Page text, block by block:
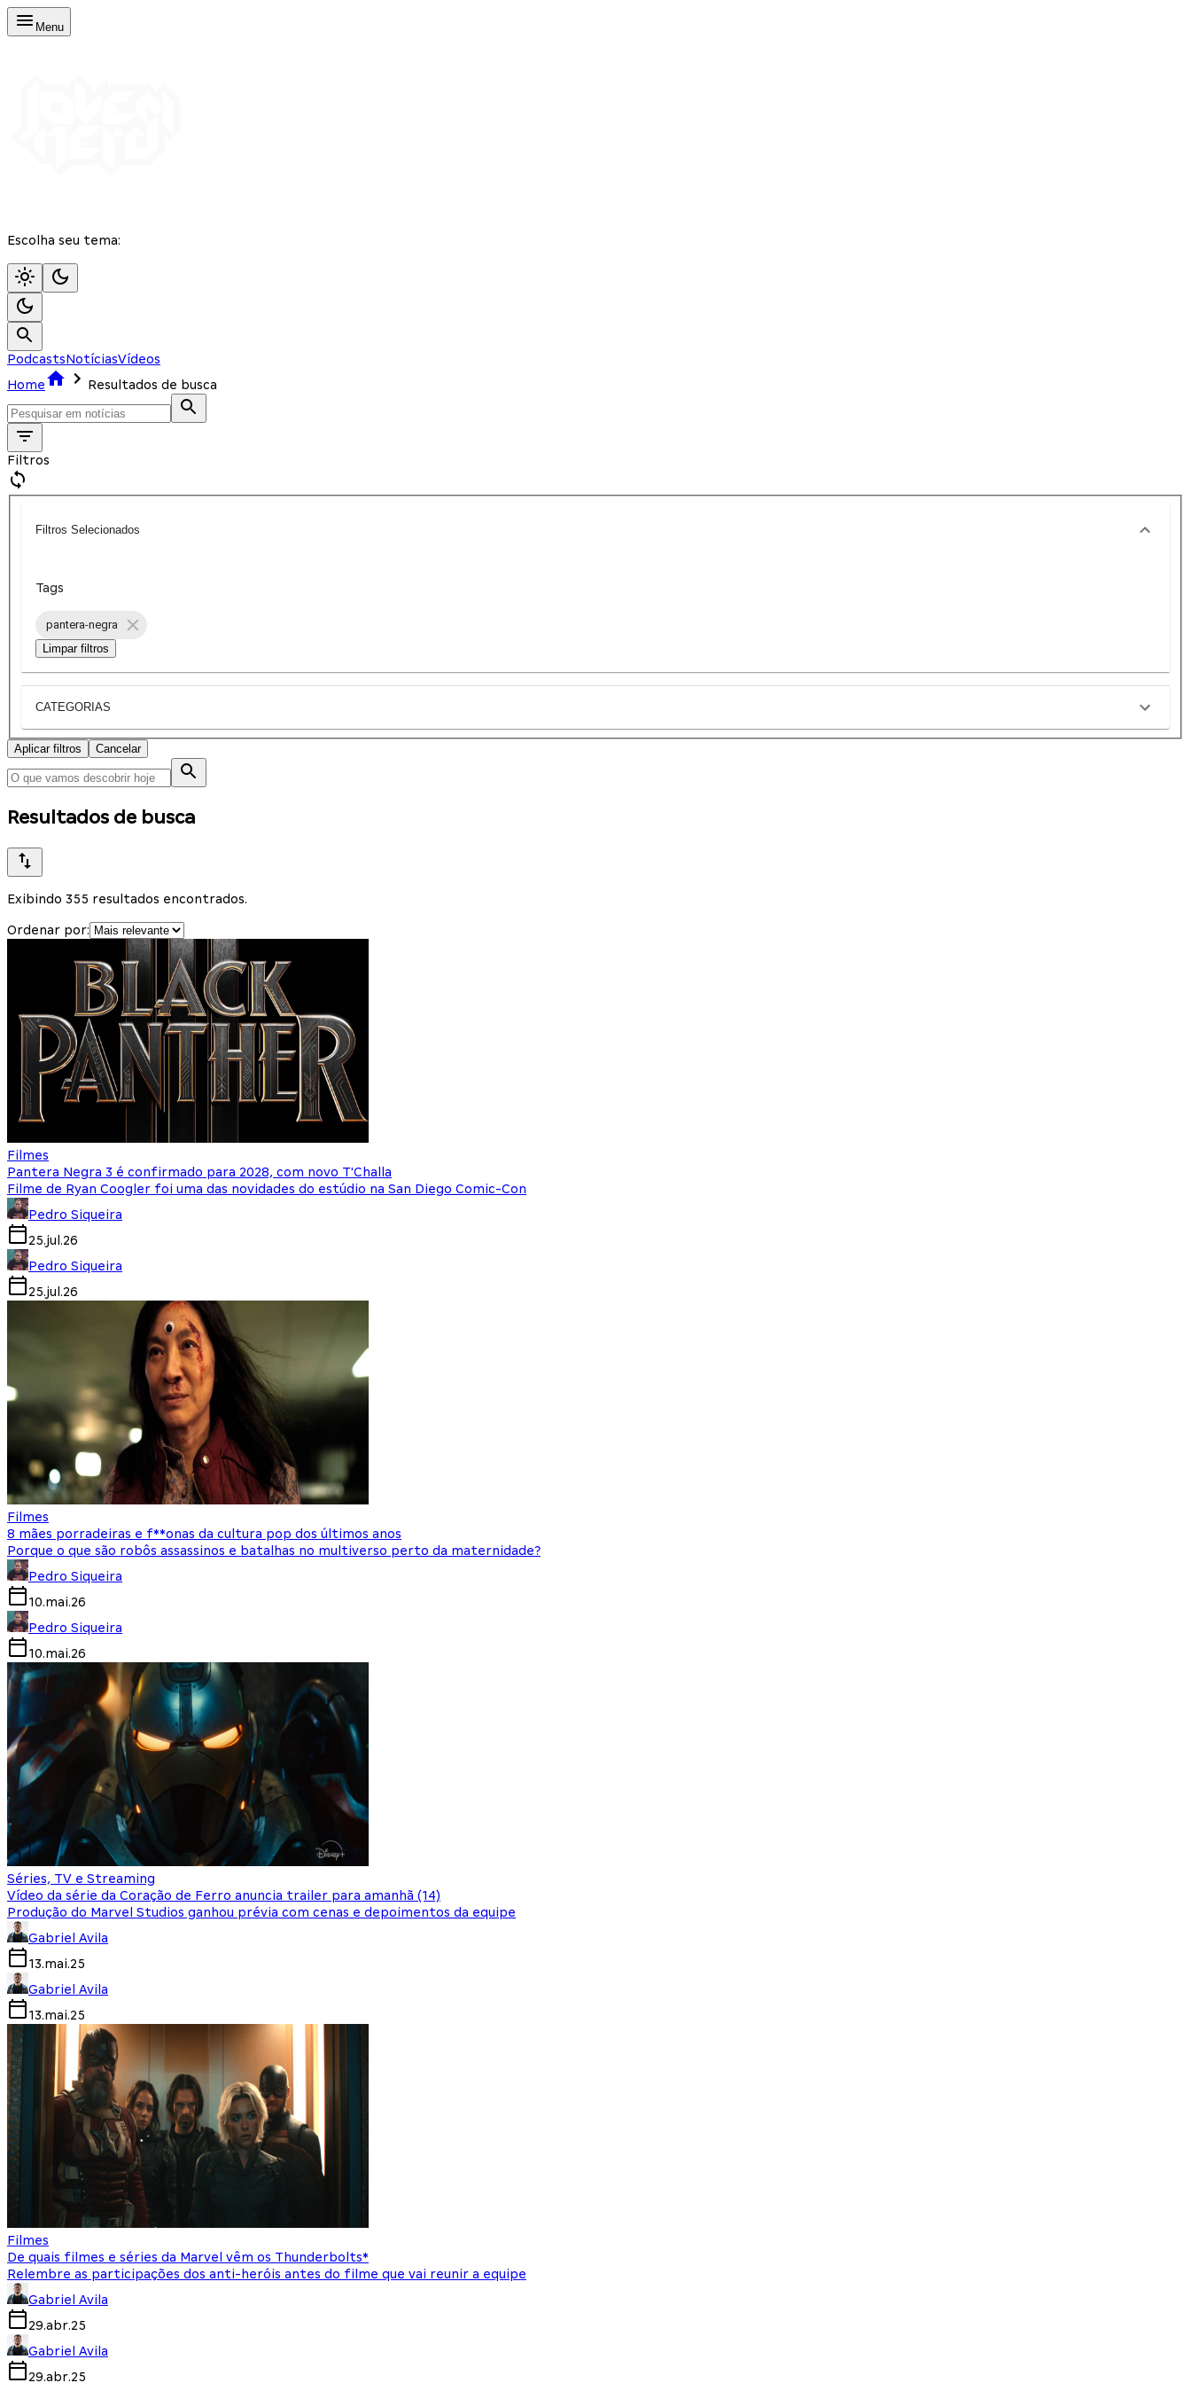
Menu
Escolha seu tema:
PodcastsNotíciasVídeos
Home
Resultados de busca
Filtros
Filtros Selecionados
Tags
pantera-negra
Limpar filtros
CATEGORIAS
Aplicar filtros Cancelar
Resultados de busca
Exibindo 355 resultados encontrados.
Ordenar por:
Filmes
Pantera Negra 3 é confirmado para 2028, com novo T'Challa
Filme de Ryan Coogler foi uma das novidades do estúdio na San Diego Comic-Con
Pedro Siqueira
25.jul.26
Pedro Siqueira
25.jul.26
Filmes
8 mães porradeiras e f**onas da cultura pop dos últimos anos
Porque o que são robôs assassinos e batalhas no multiverso perto da maternidade?
Pedro Siqueira
10.mai.26
Pedro Siqueira
10.mai.26
Séries, TV e Streaming
Vídeo da série da Coração de Ferro anuncia trailer para amanhã (14)
Produção do Marvel Studios ganhou prévia com cenas e depoimentos da equipe
Gabriel Avila
13.mai.25
Gabriel Avila
13.mai.25
Filmes
De quais filmes e séries da Marvel vêm os Thunderbolts*
Relembre as participações dos anti-heróis antes do filme que vai reunir a equipe
Gabriel Avila
29.abr.25
Gabriel Avila
29.abr.25